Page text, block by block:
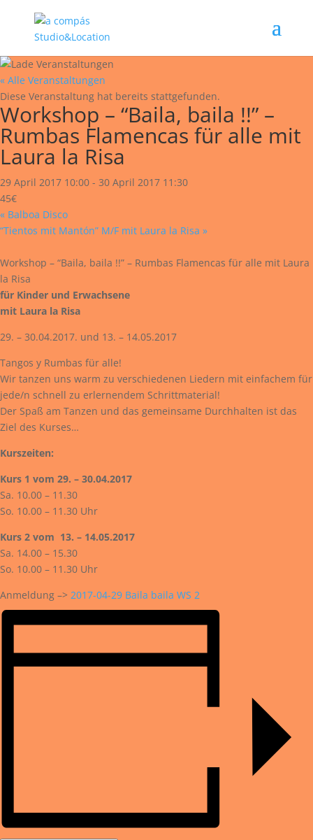
« Alle Veranstaltungen
Diese Veranstaltung hat bereits stattgefunden.
Workshop – “Baila, baila !!” –
Rumbas Flamencas für alle mit
Laura la Risa
29 April 2017 10:00 - 30 April 2017 11:30
45€
« Balboa Disco
“Tientos mit Mantón” M/F mit Laura la Risa »
Workshop – “Baila, baila !!” – Rumbas Flamencas für alle mit Laura
la Risa
für Kinder und Erwachsene
mit Laura la Risa
29. – 30.04.2017. und 13. – 14.05.2017
Tangos y Rumbas für alle!
Wir tanzen uns warm zu verschiedenen Liedern mit einfachem für
jede/n schnell zu erlernendem Schrittmaterial!
Der Spaß am Tanzen und das gemeinsame Durchhalten ist das
Ziel des Kurses…
Kurszeiten:
Kurs 1 vom 29. – 30.04.2017
Sa. 10.00 – 11.30
So. 10.00 – 11.30 Uhr
Kurs 2 vom 13. – 14.05.2017
Sa. 14.00 – 15.30
So. 10.00 – 11.30 Uhr
Anmeldung –> 2017-04-29 Baila baila WS 2